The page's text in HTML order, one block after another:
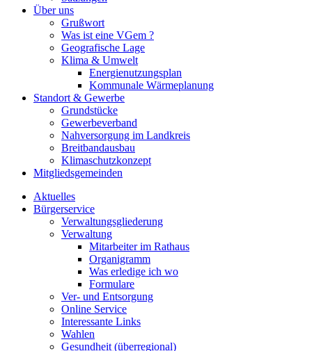
Über uns
Grußwort
Was ist eine VGem ?
Geografische Lage
Klima & Umwelt
Energienutzungsplan
Kommunale Wärmeplanung
Standort & Gewerbe
Grundstücke
Gewerbeverband
Nahversorgung im Landkreis
Breitbandausbau
Klimaschutzkonzept
Mitgliedsgemeinden
Aktuelles
Bürgerservice
Verwaltungsgliederung
Verwaltung
Mitarbeiter im Rathaus
Organigramm
Was erledige ich wo
Formulare
Ver- und Entsorgung
Online Service
Interessante Links
Wahlen
Gesundheit (überregional)